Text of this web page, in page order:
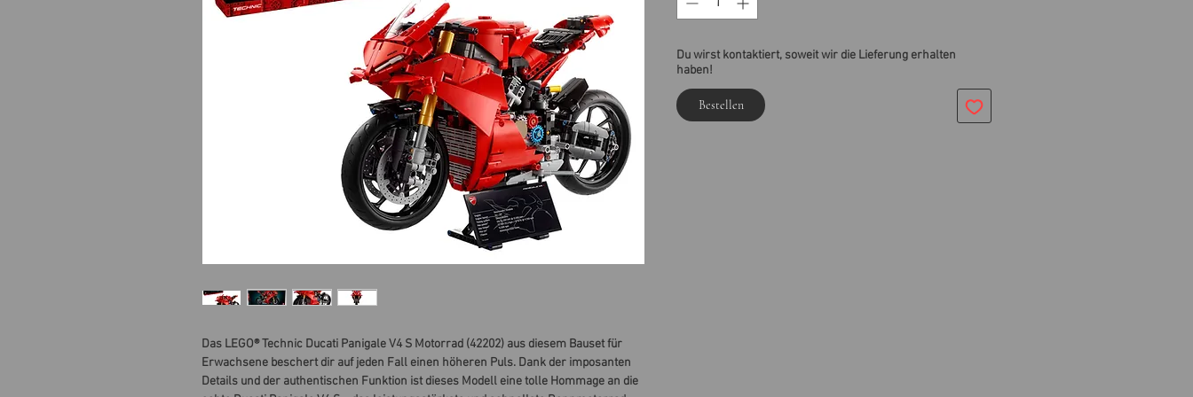
Das LEGO® Technic Ducati Panigale V4 S Motorrad (42202) aus diesem Bauset für
Erwachsene beschert dir auf jeden Fall einen höheren Puls. Dank der imposanten
Details und der authentischen Funktion ist dieses Modell eine tolle Hommage an die
Du wirst kontaktiert, soweit wir die Lieferung erhalten
haben!
Bestellen